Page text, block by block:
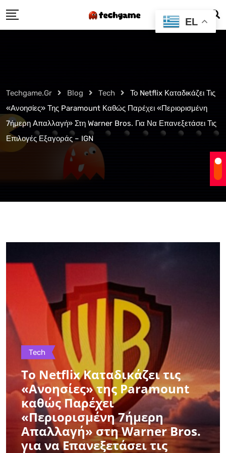
to
Techgame.gr Blog Tech
Το Netflix Καταδικάζει Τις
«Ανοησίες» Της Paramount Καθώς Παρέχει «Περιορισμένη
7ήμερη Απαλλαγή» Στη Warner Bros. Για Να Επανεξετάσει Τις
Επιλογές Εξαγοράς – IGN
Tech
Το Netflix Καταδικάζει τις
«Ανοησίες» της Paramount
καθώς Παρέχει
«Περιορισμένη 7ήμερη
Απαλλαγή» στη Warner Bros.
για να Επανεξετάσει τις
EL